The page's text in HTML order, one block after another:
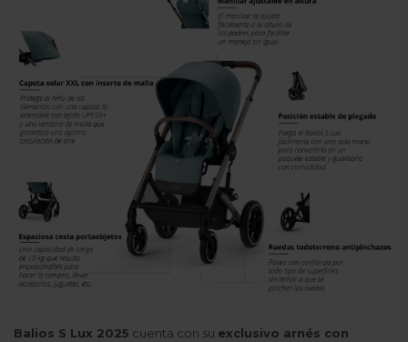
Balios S Lux 2025 cuenta con su exclusivo arnés con